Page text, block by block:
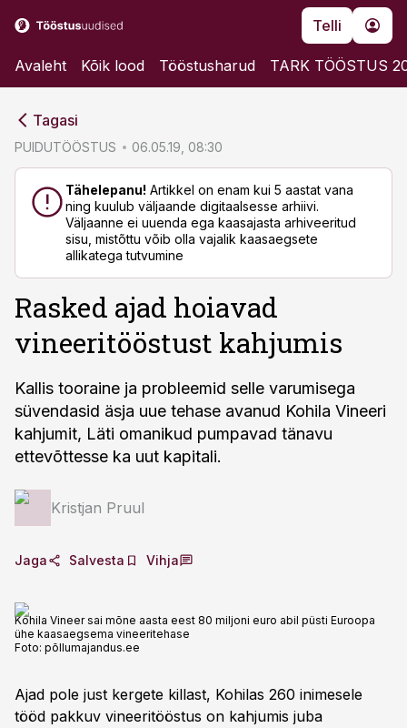
Telli
Avaleht Kõik lood Tööstusharud TARK TÖÖSTUS
Tagasi
PUIDUTÖÖSTUS 06.05.19, 08:30
Tähelepanu! Artikkel on enam kui 5 aastat vana
ning kuulub väljaande digitaalsesse arhiivi.
Väljaanne ei uuenda ega kaasajasta arhiveeritud
sisu, mistõttu võib olla vajalik kaasaegsete
allikatega tutvumine
Rasked ajad hoiavad
vineeritööstust kahjumis
Kallis tooraine ja probleemid selle varumisega
süvendasid äsja uue tehase avanud Kohila Vineeri
kahjumit, Läti omanikud pumpavad tänavu
ettevõttesse ka uut kapitali.
Kristjan Pruul
Jaga Salvesta Vihja
Kohila Vineer sai mõne aasta eest 80 miljoni euro abil püsti Euroopa
ühe kaasaegsema vineeritehase
Foto: põllumajandus.ee
Ajad pole just kergete killast, Kohilas 260 inimesele
tööd pakkuv vineeritööstus on kahjumis juba